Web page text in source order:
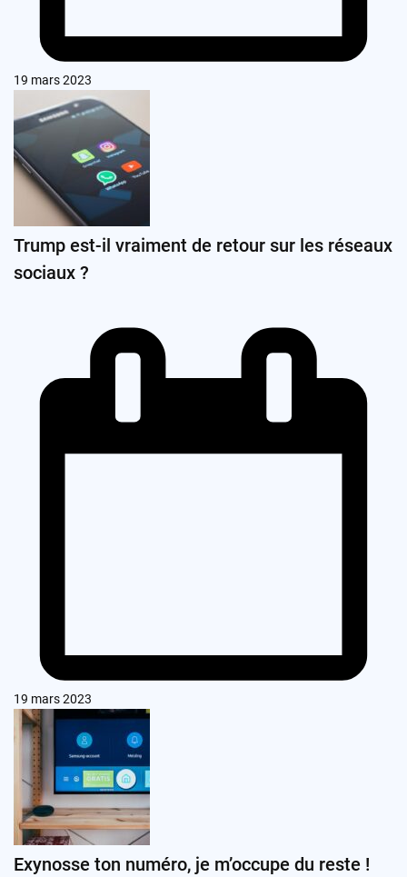
19 mars 2023
Trump est-il vraiment de retour sur les réseaux
sociaux ?
19 mars 2023
Exynosse ton numéro, je m’occupe du reste !